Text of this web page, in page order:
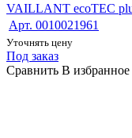
VAILLANT ecoTEC
Арт. 0010021961
Уточнять цену
Под заказ
Сравнить В избранное